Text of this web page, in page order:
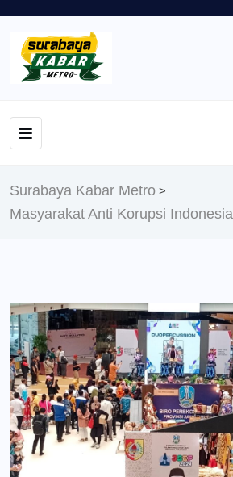
Surabaya Kabar Metro >
Masyarakat Anti Korupsi Indonesia